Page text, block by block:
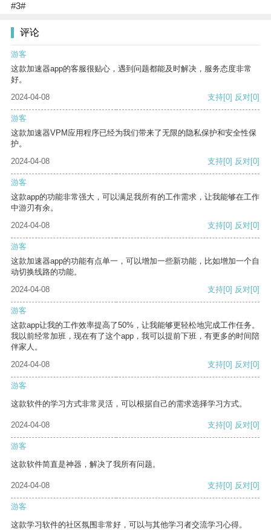
#3#
评论
游客
这款加速器app的客服很贴心，遇到问题都能及时解决，服务态度非常
好。
2024-04-08
支持[0] 反对[0]
游客
这款加速器VPM应用程序已经为我们带来了无限的隐私保护和安全性保
护。
2024-04-08
支持[0] 反对[0]
游客
这款app的功能非常强大，可以满足我所有的工作需求，让我能够在工作
中游刃有余。
2024-04-08
支持[0] 反对[0]
游客
这款加速器app的功能有点单一，可以增加一些新功能，比如增加一个自
动切换线路的功能。
2024-04-08
支持[0] 反对[0]
游客
这款app让我的工作效率提高了50%，让我能够更轻松地完成工作任务。
我以前经常加班，现在有了这个app，我可以提前下班，有更多的时间陪
伴家人。
2024-04-08
支持[0] 反对[0]
游客
这款软件的学习方式非常灵活，可以根据自己的需求选择学习方式。
2024-04-08 支持[0] 反对[0]
游客
这款软件简直是神器，解决了我所有问题。
2024-04-08 支持[0] 反对[0]
游客
这款学习软件的社区氛围非常好，可以与其他学习者交流学习心得。